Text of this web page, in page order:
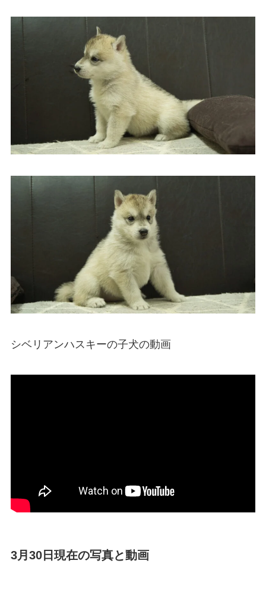
シベリアンハスキーの子犬の動画
3月30日現在の写真と動画